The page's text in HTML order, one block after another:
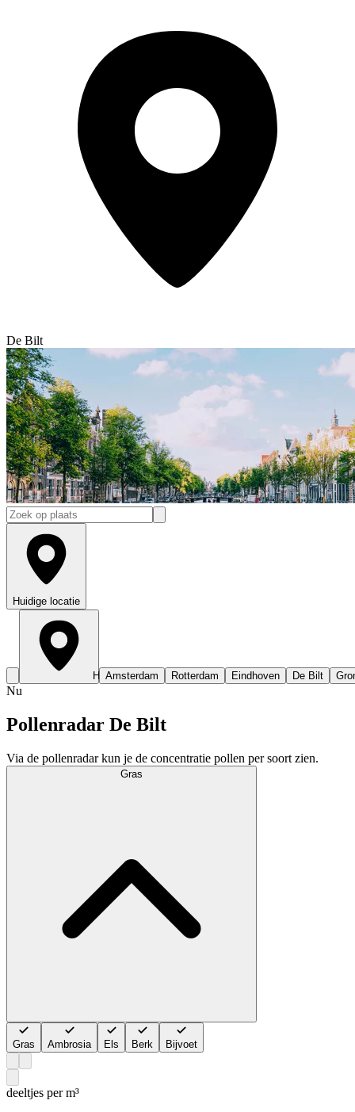
De Bilt
Huidige locatie
Huidige locatie
Amsterdam Rotterdam Eindhoven De Bilt
Nu
Pollenradar De Bilt
Via de pollenradar kun je de concentratie pollen per soort zien.
Gras
Gras Ambrosia Els Berk Bijvoet
deeltjes per m³